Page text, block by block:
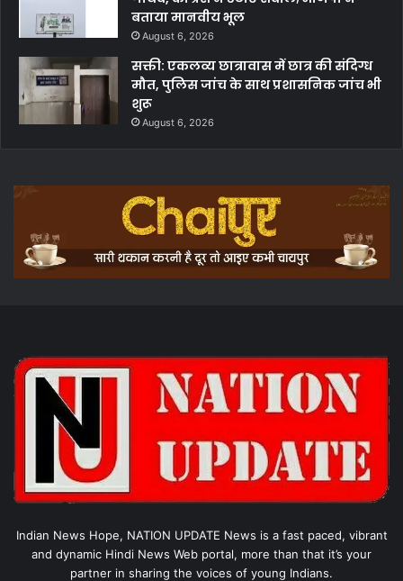
बताया मानवीय भूल
August 6, 2026
सक्ती: एकलव्य छात्रावास में छात्र की संदिग्ध
मौत, पुलिस जांच के साथ प्रशासनिक जांच भी
शुरू
August 6, 2026
Indian News Hope, NATION UPDATE News is a fast paced, vibrant
and dynamic Hindi News Web portal, more than that it’s your
partner in sharing the voices of young Indians.